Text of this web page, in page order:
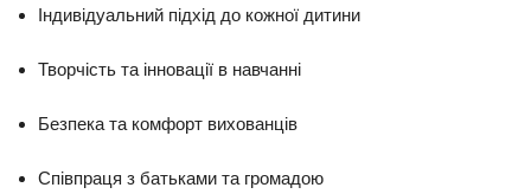
Індивідуальний підхід до кожної дитини
Творчість та інновації в навчанні
Безпека та комфорт вихованців
Співпраця з батьками та громадою